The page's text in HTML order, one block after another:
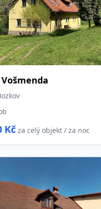
Kč za celý objekt / za noc